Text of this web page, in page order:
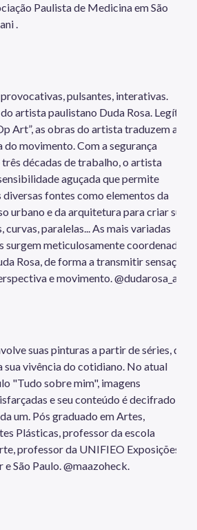
Paulista de Medicina em São
.
pulsantes, interativas.
artista paulistano Duda Rosa. Legítimo
Art”, as obras do artista traduzem a
do movimento. Com a segurança
décadas de trabalho, o artista
aguçada que permite
diversas fontes como elementos da
urbano e da arquitetura para criar suas
curvas, paralelas... As mais variadas
meticulosamente coordenadas
Rosa, de forma a transmitir sensações
e movimento. @dudarosa_art.
suas pinturas a partir de séries, que
sua vivência do cotidiano. No atual
"Tudo sobre mim", imagens
e seu conteúdo é decifrado pela
um. Pós graduado em Artes,
Plásticas, professor da escola
professor da UNIFIEO Exposições em
e São Paulo. @maazoheck.